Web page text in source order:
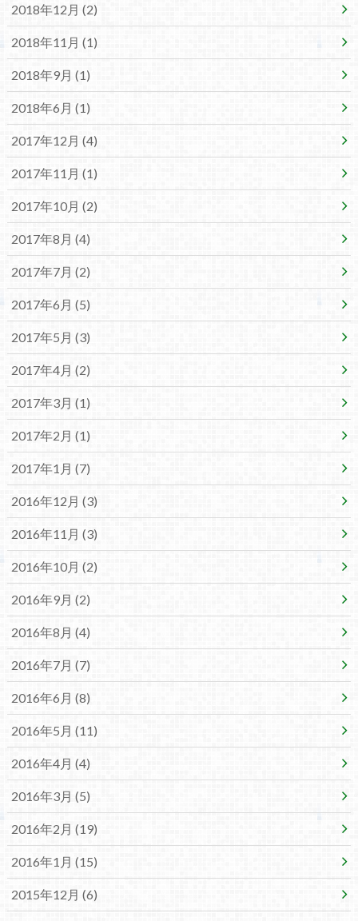
2018年12月 (2)
2018年11月 (1)
2018年9月 (1)
2018年6月 (1)
2017年12月 (4)
2017年11月 (1)
2017年10月 (2)
2017年8月 (4)
2017年7月 (2)
2017年6月 (5)
2017年5月 (3)
2017年4月 (2)
2017年3月 (1)
2017年2月 (1)
2017年1月 (7)
2016年12月 (3)
2016年11月 (3)
2016年10月 (2)
2016年9月 (2)
2016年8月 (4)
2016年7月 (7)
2016年6月 (8)
2016年5月 (11)
2016年4月 (4)
2016年3月 (5)
2016年2月 (19)
2016年1月 (15)
2015年12月 (6)